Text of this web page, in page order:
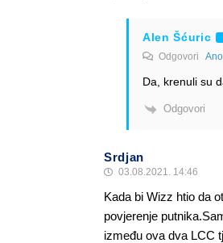
Alen Šćuric
Odgovori
Da, krenuli su
Odgovori
Srdjan
03.08.2021. 14:46
Kada bi Wizz htio da
povjerenje
između ova dva LCC